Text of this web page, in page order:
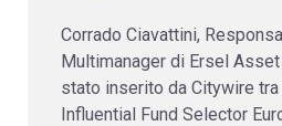
Corrado Ciavattini,
Multimanager di Ersel
stato inserito da Citywire
Influential Fund Selector